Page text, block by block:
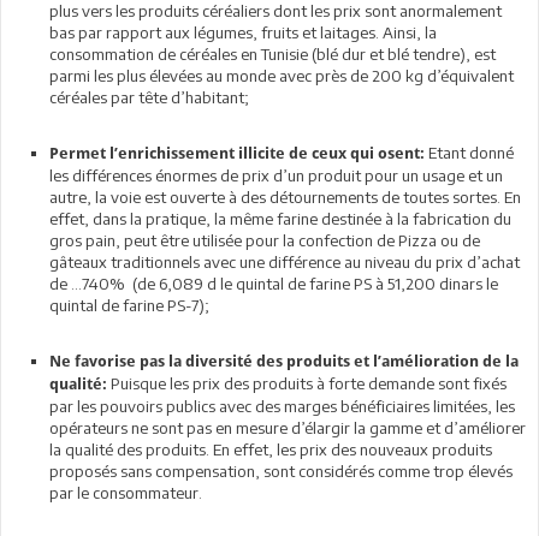
plus vers les produits céréaliers dont les prix sont anormalement
bas par rapport aux légumes, fruits et laitages. Ainsi, la
consommation de céréales en Tunisie (blé dur et blé tendre), est
parmi les plus élevées au monde avec près de 200 kg d’équivalent
céréales par tête d’habitant;
Permet l’enrichissement illicite de ceux qui osent: Etant donné
les différences énormes de prix d’un produit pour un usage et un
autre, la voie est ouverte à des détournements de toutes sortes. En
effet, dans la pratique, la même farine destinée à la fabrication du
gros pain, peut être utilisée pour la confection de Pizza ou de
gâteaux traditionnels avec une différence au niveau du prix d’achat
de …740% (de 6,089 d le quintal de farine PS à 51,200 dinars le
quintal de farine PS-7);
Ne favorise pas la diversité des produits et l’amélioration de la
qualité: Puisque les prix des produits à forte demande sont fixés
par les pouvoirs publics avec des marges bénéficiaires limitées, les
opérateurs ne sont pas en mesure d’élargir la gamme et d’améliorer
la qualité des produits. En effet, les prix des nouveaux produits
proposés sans compensation, sont considérés comme trop élevés
par le consommateur.